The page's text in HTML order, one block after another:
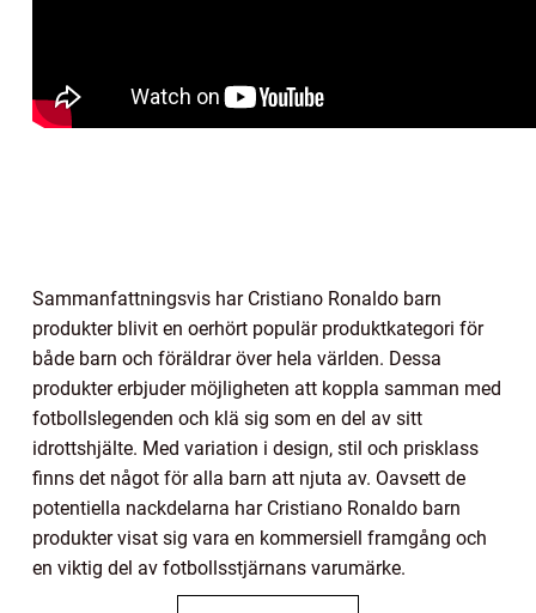
Sammanfattningsvis har Cristiano Ronaldo barn
produkter blivit en oerhört populär produktkategori för
både barn och föräldrar över hela världen. Dessa
produkter erbjuder möjligheten att koppla samman med
fotbollslegenden och klä sig som en del av sitt
idrottshjälte. Med variation i design, stil och prisklass
finns det något för alla barn att njuta av. Oavsett de
potentiella nackdelarna har Cristiano Ronaldo barn
produkter visat sig vara en kommersiell framgång och
en viktig del av fotbollsstjärnans varumärke.